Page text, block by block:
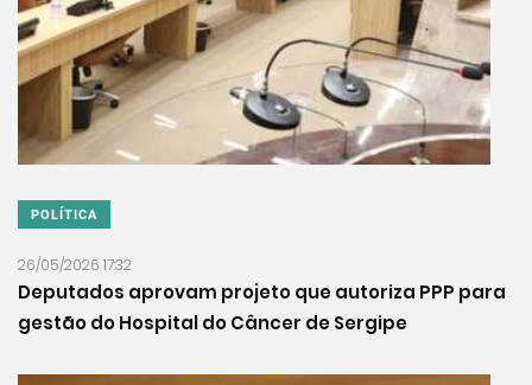
POLÍTICA
26/05/2026 17:32
Deputados aprovam projeto que autoriza PPP para
gestão do Hospital do Câncer de Sergipe